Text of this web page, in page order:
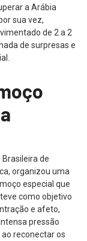
a Arábia
sua vez,
de 2 a 2
de surpresas e
de
organizou uma
especial que
como objetivo
e afeto,
pressão
reconectar os